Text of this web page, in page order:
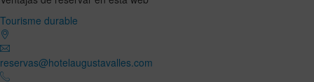
Tourisme durable
reservas@hotelaugustavalles.com